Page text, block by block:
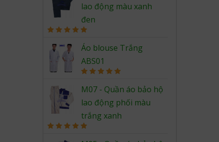
lao động màu xanh
đen
out of 5
Áo blouse Trắng
ABS01
out of 5
M07 - Quần áo bảo hộ
lao động phối màu
trắng xanh